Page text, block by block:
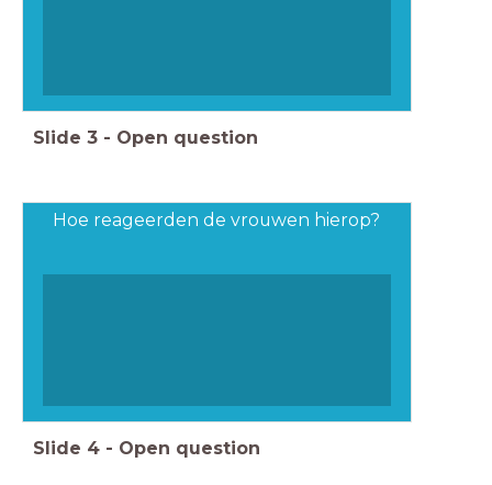
Slide 3 - Open question
Hoe reageerden de vrouwen hierop?
Slide 4 - Open question